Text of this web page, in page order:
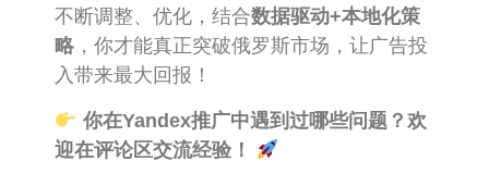
不断调整、优化，结合数据驱动+本地化策
略 ，你才能真正突破俄罗斯市场，让广告投
入带来最大回报！
你在Yandex推广中遇到过哪些问题？欢
迎在评论区交流经验！